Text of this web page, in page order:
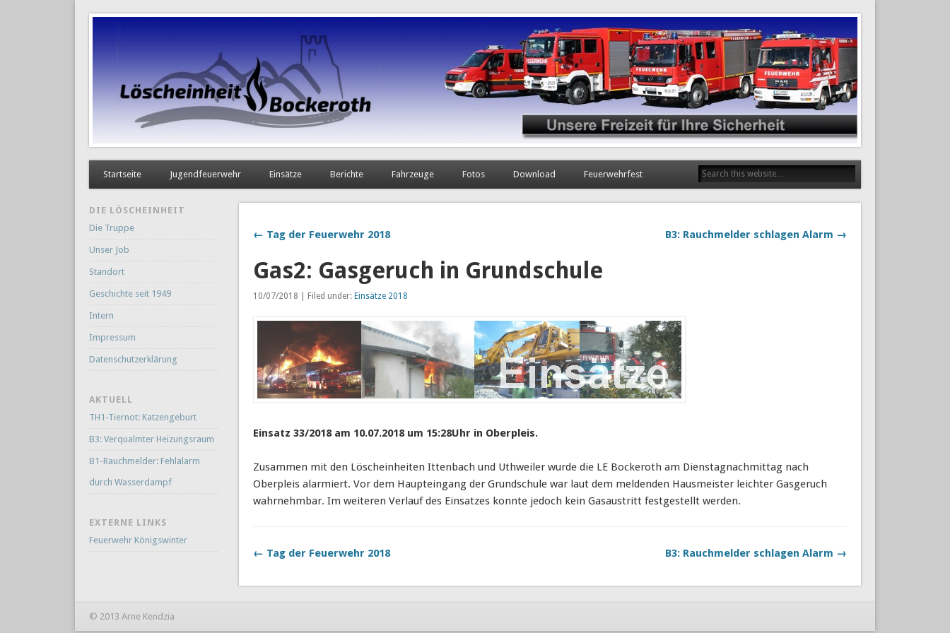
Startseite Jugendfeuerwehr Einsätze Berichte Fahrzeuge Fotos Download Feuerwehrfest
← Tag der Feuerwehr 2018 B3: Rauchmelder schlagen Alarm →
Gas2: Gasgeruch in Grundschule
10/07/2018 | Filed under: Einsätze 2018
Einsatz 33/2018 am 10.07.2018 um 15:28Uhr in Oberpleis.
Zusammen mit den Löscheinheiten Ittenbach und Uthweiler wurde die LE Bockeroth am Dienstagnachmittag nach
Oberpleis alarmiert. Vor dem Haupteingang der Grundschule war laut dem meldenden Hausmeister leichter Gasgeruch
wahrnehmbar. Im weiteren Verlauf des Einsatzes konnte jedoch kein Gasaustritt festgestellt werden.
← Tag der Feuerwehr 2018 B3: Rauchmelder schlagen Alarm →
DIE LÖSCHEINHEIT
Die Truppe
Unser Job
Standort
Geschichte seit 1949
Intern
Impressum
Datenschutzerklärung
AKTUELL
TH1-Tiernot: Katzengeburt
B3: Verqualmter Heizungsraum
B1-Rauchmelder: Fehlalarm
durch Wasserdampf
EXTERNE LINKS
Feuerwehr Königswinter
© 2013 Arne Kendzia